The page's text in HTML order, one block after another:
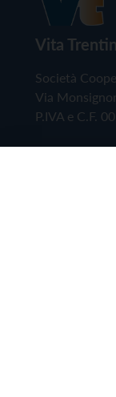
Vita
Società
Via
P.IVA e C.F.
Copyright